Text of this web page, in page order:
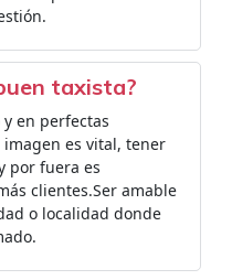
taxista?
en perfectas
es vital, tener
por fuera es
clientes.Ser amable
o localidad donde